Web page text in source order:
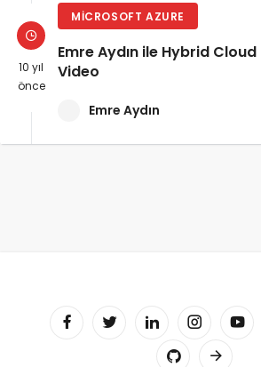
10 yıl
önce
MICROSOFT AZURE
Emre Aydın ile Hybrid
Video
Emre Aydın